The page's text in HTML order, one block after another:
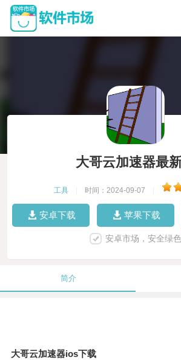
大哥云加速器最
工具 时间：2024-09-07
安卓下载 苹果下载
安卓市场，安全绿色
简介
大哥云加速器ios下载